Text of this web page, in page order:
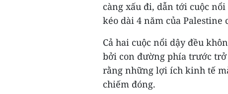
càng xấu đi, dẫn tới cuộc
kéo dài 4 năm của Palestine
Cả hai cuộc nổi dậy đều
bởi con đường phía trước
rằng những lợi ích kinh tế
chiếm đóng.